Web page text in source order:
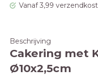
Vanaf 3,99
Beschrijving
Cakering met
Ø10x2,5cm